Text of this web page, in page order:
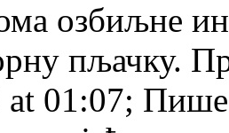
озбиљне
пљачку.
at 01:07;